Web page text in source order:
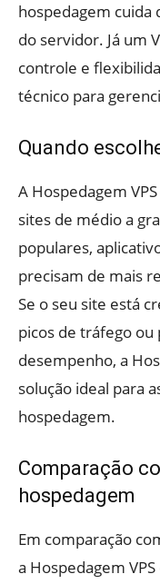
hospedagem cuida
do servidor. Já um
controle e
técnico para
Quando
A Hospedagem
sites de médio a
populares,
precisam de mais
Se o seu site está
picos de tráfego ou
desempenho, a
solução ideal para
hospedagem.
Comparação
hospedagem
Em comparação
a Hospedagem